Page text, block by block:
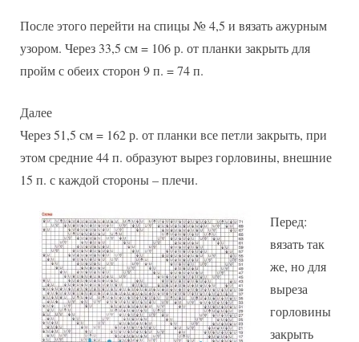
После этого перейти на спицы № 4,5 и вязать ажурным
узором. Через 33,5 см = 106 р. от планки закрыть для
пройм с обеих сторон 9 п. = 74 п.
Далее
Через 51,5 см = 162 р. от планки все петли закрыть, при
этом средние 44 п. образуют вырез горловины, внешние
15 п. с каждой стороны – плечи.
Перед:
вязать так
же, но для
выреза
горловины
закрыть